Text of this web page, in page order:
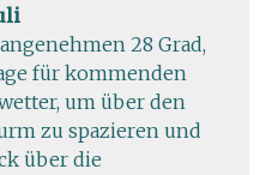
28 Grad,
für kommenden
um über den
zu spazieren und
über die